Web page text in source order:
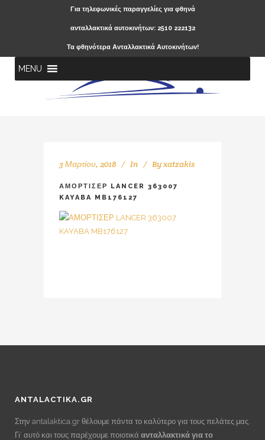
Για τηλεφωνικές παραγγελίες για φθηνά
ανταλλακτικά αυτοκινήτων: 2510 222132
Τα φθηνότερα Ανταλλακτικά Αυτοκινήτων!
MENU
3 Μαρτίου, 2018 In Byxatzakis
ΑΜΟΡΤΙΣΕΡ LANCER 363007
KAYABA MB176127
ANTALACTIKA.GR
Στην antalaktica.gr θέλουμε πάντα το καλύτερο για τους πελάτες μας.
Γι’ αυτό και τους παρέχουμε ποιοτικά ανταλλακτικά για το